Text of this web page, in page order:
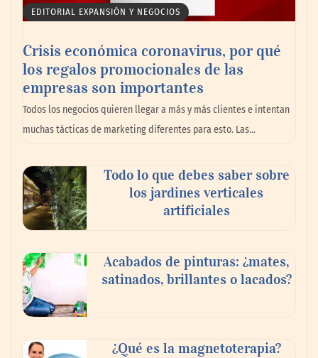
Dr. Enrique Aramendía, oftalmólogo de
Policlínica Gipuzkoa: «Durante el eclipse,
un minuto de espectáculo, un daño para
siempre»
EDITORIAL EXPANSIÓN Y NEGOCIOS
Crisis económica coronavirus, por qué
los regalos promocionales de las
empresas son importantes
Todos los negocios quieren llegar a más y más clientes e intentan
muchas tácticas de marketing diferentes para esto. Las…
Todo lo que debes saber sobre
los jardines verticales
artificiales
Acabados de pinturas: ¿mates,
satinados, brillantes o lacados?
¿Qué es la magnetoterapia?